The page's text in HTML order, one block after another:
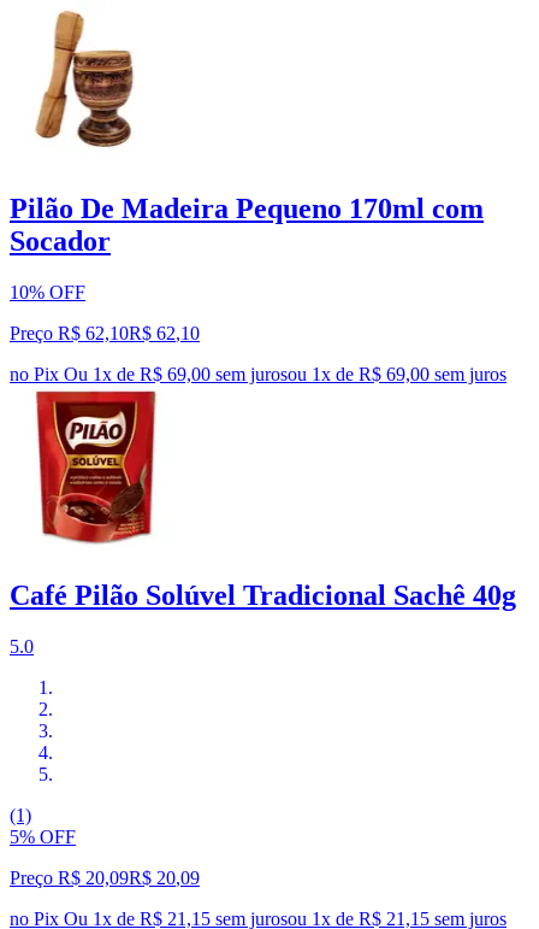
Pilão De Madeira Pequeno 170ml com
Socador
10% OFF
Preço R$ 62,10R$ 62,10
no Pix Ou 1x de R$ 69,00 sem jurosou 1x de R$ 69,00 sem juros
Café Pilão Solúvel Tradicional Sachê 40g
5.0
(1)
5% OFF
Preço R$ 20,09R$ 20,09
no Pix Ou 1x de R$ 21,15 sem jurosou 1x de R$ 21,15 sem juros